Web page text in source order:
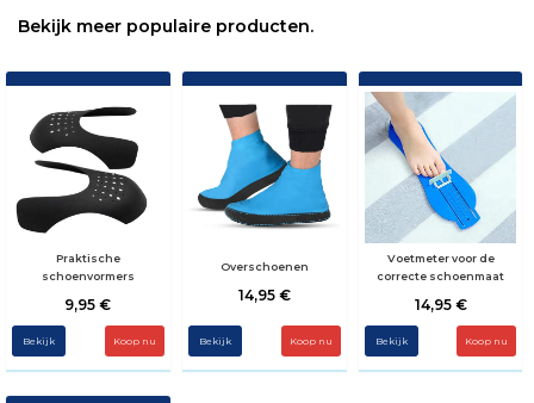
Bekijk meer populaire producten.
Praktische
schoenvormers
9,95 €
Bekijk Koop nu
Overschoenen
14,95 €
Bekijk Koop nu
Voetmeter voor de
correcte schoenmaat
14,95 €
Bekijk